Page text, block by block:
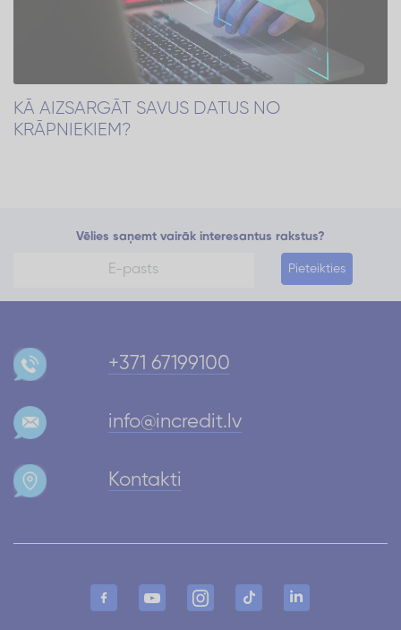
KĀ AIZSARGĀT SAVUS DATUS NO
KRĀPNIEKIEM?
Vēlies saņemt vairāk interesantus rakstus?
Pieteikties
+371 67199100
info@incredit.lv
Kontakti